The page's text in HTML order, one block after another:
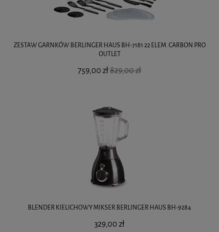
ZESTAW GARNKÓW BERLINGER HAUS BH-7181 22 ELEM. CARBON PRO
OUTLET
759,00 zł829,00 zł
BLENDER KIELICHOWY MIKSER BERLINGER HAUS BH-9284
329,00 zł